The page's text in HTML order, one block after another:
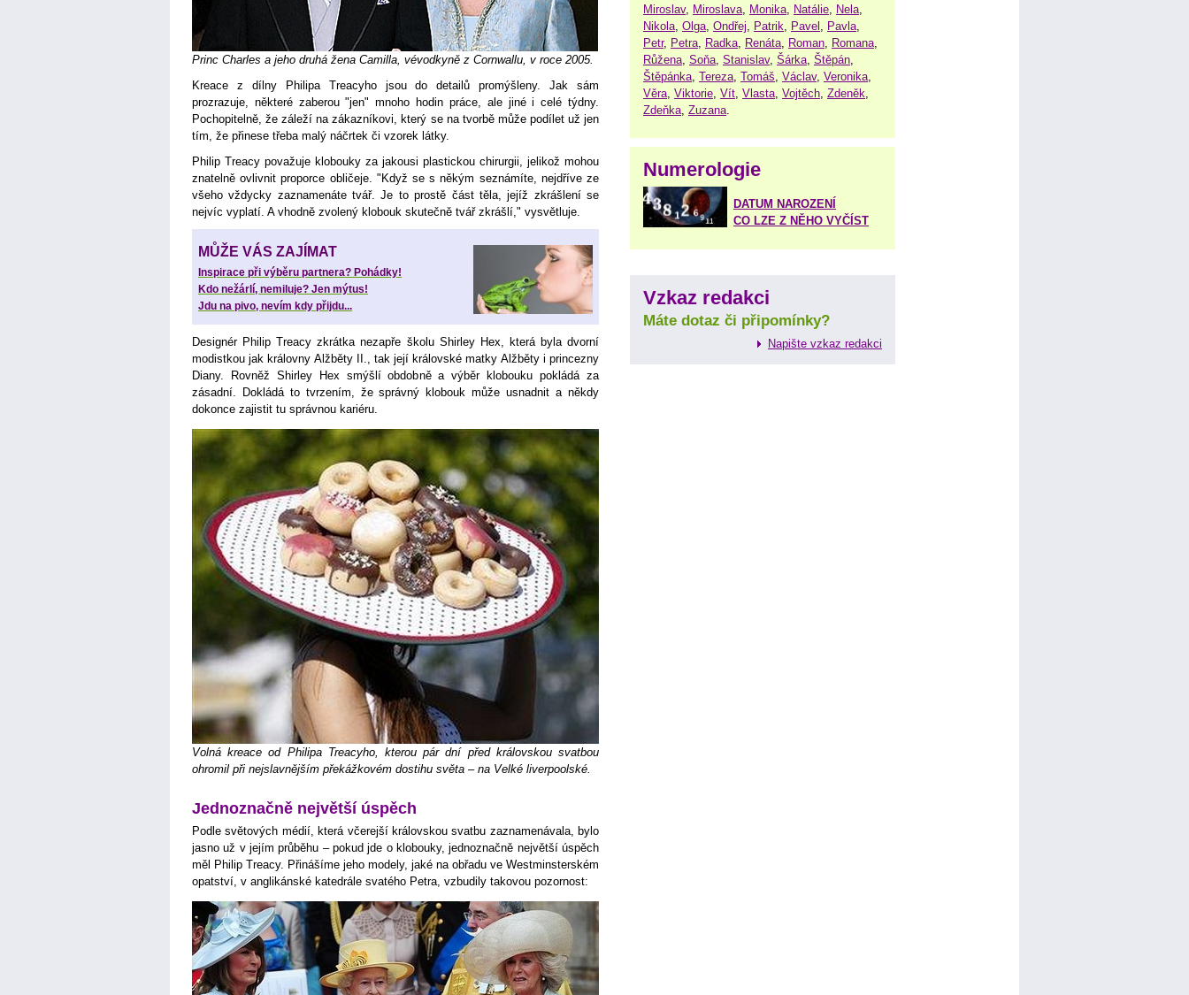
Princ Charles a jeho druhá žena Camilla, vévodkyně z Cornwallu, v roce 2005.
Kreace z dílny Philipa Treacyho jsou do detailů promýšleny. Jak sám
prozrazuje, některé zaberou "jen" mnoho hodin práce, ale jiné i celé týdny.
Pochopitelně, že záleží na zákazníkovi, který se na tvorbě může podílet už jen
tím, že přinese třeba malý náčrtek či vzorek látky.
Philip Treacy považuje klobouky za jakousi plastickou chirurgii, jelikož mohou
znatelně ovlivnit proporce obličeje. "Když se s někým seznámíte, nejdříve ze
všeho vždycky zaznamenáte tvář. Je to prostě část těla, jejíž zkrášlení se
nejvíc vyplatí. A vhodně zvolený klobouk skutečně tvář zkrášlí," vysvětluje.
MŮŽE VÁS ZAJÍMAT
Inspirace při výběru partnera? Pohádky!
Kdo nežárlí, nemiluje? Jen mýtus!
Jdu na pivo, nevím kdy přijdu...
Designér Philip Treacy zkrátka nezapře školu Shirley Hex, která byla dvorní
modistkou jak královny Alžběty II., tak její královské matky Alžběty i princezny
Diany. Rovněž Shirley Hex smýšlí obdobně a výběr klobouku pokládá za
zásadní. Dokládá to tvrzením, že správný klobouk může usnadnit a někdy
dokonce zajistit tu správnou kariéru.
Volná kreace od Philipa Treacyho, kterou pár dní před královskou svatbou
ohromil při nejslavnějším překážkovém dostihu světa – na Velké liverpoolské.
Jednoznačně největší úspěch
Podle světových médií, která včerejší královskou svatbu zaznamenávala, bylo
jasno už v jejím průběhu – pokud jde o klobouky, jednoznačně největší úspěch
měl Philip Treacy. Přinášíme jeho modely, jaké na obřadu ve Westminsterském
opatství, v anglikánské katedrále svatého Petra, vzbudily takovou pozornost:
Miroslav, Miroslava Monika Natálie Nela
Nikola Olga Ondřej Patrik Pavel Pavla
Petr, Petra Radka Renáta Roman Romana
Růžena Soňa Stanislav, Šárka Štěpán
Štěpánka Tereza Tomáš Václav, Veronika
Věra Viktorie Vít Vlasta Vojtěch Zdeněk
Zdeňka Zuzana
Numerologie
DATUM NAROZENÍ
CO LZE Z NĚHO VYČÍST
Vzkaz redakci
Máte dotaz či připomínky?
Napište vzkaz redakci